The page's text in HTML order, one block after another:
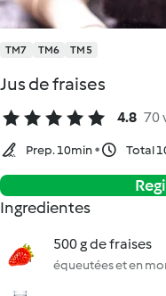
TM7 TM6 TM5
Jus de fraises
4.8 70
Prep. 10min Total
Ingredientes
500 g de fraises
équeutées et en